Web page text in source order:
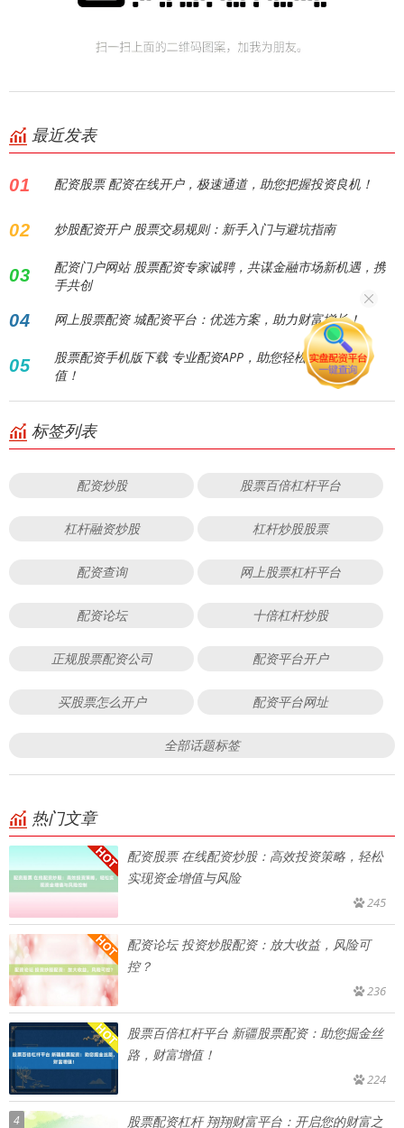
最近发表
01 配资股票 配资在线开户，极速通道，助您把握投资良机！
02 炒股配资开户 股票交易规则：新手入门与避坑指南
03
配资门户网站 股票配资专家诚聘，共谋金融市场新机遇，携
手共创
04 网上股票配资 城配资平台：优选方案，助力财富增长！
05
股票配资手机版下载 专业配资APP，助您轻松实现财富增
值！
标签列表
配资炒股 股票百倍杠杆平台
杠杆融资炒股 杠杆炒股股票
配资查询 网上股票杠杆平台
配资论坛 十倍杠杆炒股
正规股票配资公司 配资平台开户
买股票怎么开户 配资平台网址
全部话题标签
热门文章
配资股票 在线配资炒股：高效投资策略，轻松
实现资金增值与风险
245
配资论坛 投资炒股配资：放大收益，风险可
控？
236
股票百倍杠杆平台 新疆股票配资：助您掘金丝
路，财富增值！
224
4 股票配资杠杆 翔翔财富平台：开启您的财富之